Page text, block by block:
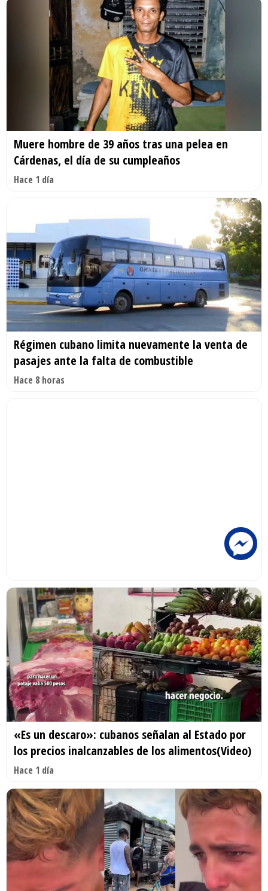
Muere hombre de 39 años tras una pelea en
Cárdenas, el día de su cumpleaños
Hace 1 día
Régimen cubano limita nuevamente la venta de
pasajes ante la falta de combustible
Hace 8 horas
«Es un descaro»: cubanos señalan al Estado por
los precios inalcanzables de los alimentos(Video)
Hace 1 día